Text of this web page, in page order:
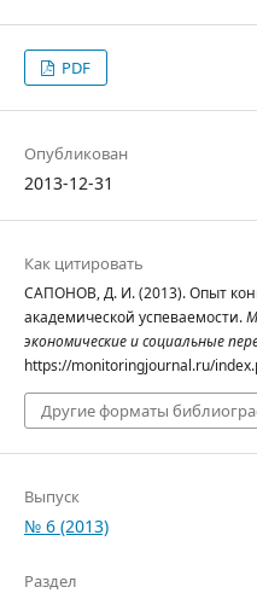
PDF
Опубликован
2013-12-31
Как цитировать
САПОНОВ, Д. И. (2013). Опыт
академической успеваемости.
экономические и социальные
https://monitoringjournal.ru/
Другие форматы
Выпуск
№ 6 (2013)
Раздел